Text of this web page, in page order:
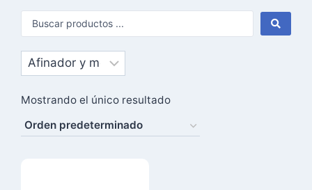
Mostrando el único resultado